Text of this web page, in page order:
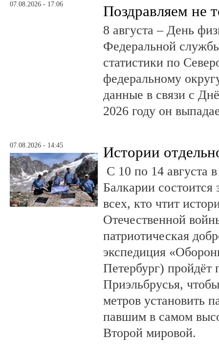
07.08.2026 - 17:06 Поздравляем не
8 августа – День
Федеральной
статистики по
федеральному
данные в связи с
2026 году он
07.08.2026 - 14:45 Истории
С 10 по 14 августа
Балкарии состоится
всех, кто чтит
Отечественной
патриотическая
экспедиция
Петербург) пройдёт
Приэльбрусья,
метров установить
павшим в самом
Второй мировой.